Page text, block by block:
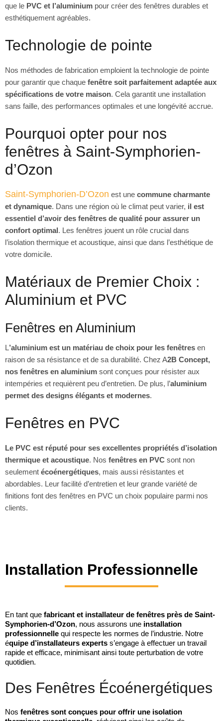
que le PVC et l’aluminium pour créer des fenêtres durables et
esthétiquement agréables.
Technologie de pointe
Nos méthodes de fabrication emploient la technologie de pointe
pour garantir que chaque fenêtre soit parfaitement adaptée aux
spécifications de votre maison. Cela garantit une installation
sans faille, des performances optimales et une longévité accrue.
Pourquoi opter pour nos
fenêtres à Saint-Symphorien-
d’Ozon
Saint-Symphorien-D’Ozon est une commune charmante
et dynamique. Dans une région où le climat peut varier, il est
essentiel d’avoir des fenêtres de qualité pour assurer un
confort optimal. Les fenêtres jouent un rôle crucial dans
l’isolation thermique et acoustique, ainsi que dans l’esthétique de
votre domicile.
Matériaux de Premier Choix :
Aluminium et PVC
Fenêtres en Aluminium
L’aluminium est un matériau de choix pour les fenêtres en
raison de sa résistance et de sa durabilité. Chez A2B Concept,
nos fenêtres en aluminium sont conçues pour résister aux
intempéries et requièrent peu d’entretien. De plus, l’aluminium
permet des designs élégants et modernes.
Fenêtres en PVC
Le PVC est réputé pour ses excellentes propriétés d’isolation
thermique et acoustique. Nos fenêtres en PVC sont non
seulement écoénergétiques, mais aussi résistantes et
abordables. Leur facilité d’entretien et leur grande variété de
finitions font des fenêtres en PVC un choix populaire parmi nos
clients.
Installation Professionnelle
En tant que fabricant et installateur de fenêtres près de Saint-
Symphorien-d’Ozon, nous assurons une installation
professionnelle qui respecte les normes de l’industrie. Notre
équipe d’installateurs experts s’engage à effectuer un travail
rapide et efficace, minimisant ainsi toute perturbation de votre
quotidien.
Des Fenêtres Écoénergétiques
Nos fenêtres sont conçues pour offrir une isolation